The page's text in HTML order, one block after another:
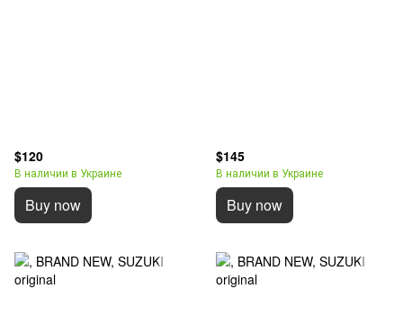
$120
В наличии в Украине
Buy now
$145
В наличии в Украине
Buy now